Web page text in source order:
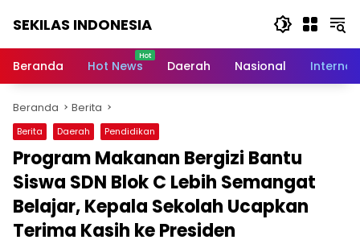
SEKILAS INDONESIA
Terkini,
Latest
World,
Headlines,
News
Today
Beranda Hot News Daerah Nasional
Beranda Berita
Berita Daerah Pendidikan
Program Makanan Bergizi Bantu
Siswa SDN Blok C Lebih Semangat
Belajar, Kepala Sekolah Ucapkan
Terima Kasih ke Presiden